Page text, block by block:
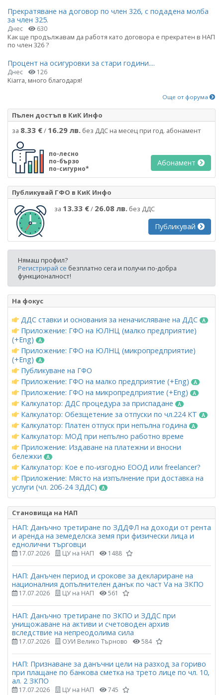
Прекратяване на договор по член 326, с подадена молба
за член 325.
Днес 630
Как ще продължавам да работя като договора е прекратен в НАП
по член 326 ?
Процент на осигуровки за стари години....
Днес 126
Kiarra, много благодаря!
Още от форума
Пълен достъп в КиК Инфо
за 8.33 €/ 16.29 лв. без ДДС на месец при год. абонамент
по-лесно
по-бързо
по-сигурно*
Абонамент
Публикувай ГФО в КиК Инфо
за 13.33 €/ 26.08 лв. без ДДС
Публикувай
Нямаш профил?
Регистрирай се безплатно сега и получи по-добра
функционалност!
На фокус
ДДС ставки и основания за неначисляване на ДДС
Приложение: ГФО на ЮЛНЦ (малко предприятие)
(+Eng)
Приложение: ГФО на ЮЛНЦ (микропредприятие)
(+Eng)
Публикуване на ГФО
Приложение: ГФО на малко предприятие (+Eng)
Приложение: ГФО на микропредприятие (+Eng)
Калкулатор: ДДС процедура за приспадане
Калкулатор: Обезщетение за отпуски по чл.224 КТ
Калкулатор: Платен отпуск при непълна година
Калкулатор: МОД при непълно работно време
Приложение: Издаване на платежни и вносни
бележки
Калкулатор: Кое е по-изгодно ЕООД или freelancer?
Приложение: Място на изпълнение при доставка на
услуги (чл. 20б-24 ЗДДС)
Становища на НАП
НАП: Данъчно третиране по ЗДДФЛ на доходи от рента
и аренда на земеделска земя при физически лица и
еднолични търговци
17.07.2026 ЦУ на НАП 1488
НАП: Данъчен период и срокове за деклариране на
националния допълнителен данък по част Vа на ЗКПО
17.07.2026 ЦУ на НАП 561
НАП: Данъчно третиране по ЗКПО и ЗДДС при
унищожаване на активи и счетоводен архив
вследствие на непреодолима сила
17.07.2026 ОУИ Велико Търново 584
НАП: Признаване за данъчни цели на разход за гориво
при плащане по банкова сметка на трето лице по чл. 10,
ал. 2 ЗКПО
17.07.2026 ЦУ на НАП 745